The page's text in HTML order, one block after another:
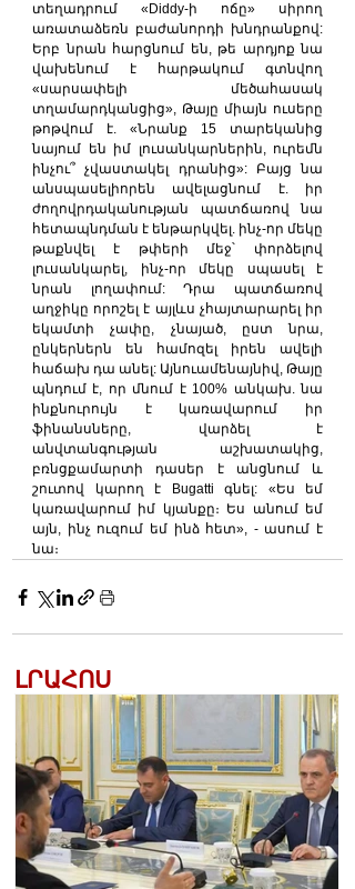
տեղադրում «Diddy-ի ոճը» սիրող
առատաձեռն բաժանորդի խնդրանքով:
Երբ նրան հարցնում են, թե արդյոք նա
վախենում է հարթակում գտնվող
«սարսափելի մեծահասակ
տղամարդկանցից», Թայը միայն ուսերը
թոթվում է. «Նրանք 15 տարեկանից
նայում են իմ լուսանկարներին, ուրեմն
ինչու՞ չվաստակել դրանից»: Բայց նա
անսպասելիորեն ավելացնում է. իր
ժողովրդականության պատճառով նա
հետապնդման է ենթարկվել. ինչ-որ մեկը
թաքնվել է թփերի մեջ՝ փորձելով
լուսանկարել, ինչ-որ մեկը սպասել է
նրան լողափում: Դրա պատճառով
աղջիկը որոշել է այլևս չհայտարարել իր
եկամտի չափը, չնայած, ըստ նրա,
ընկերներն են համոզել իրեն ավելի
հաճախ դա անել: Այնուամենայնիվ, Թայը
պնդում է, որ մնում է 100% անկախ. նա
ինքնուրույն է կառավարում իր
ֆինանսները, վարձել է
անվտանգության աշխատակից,
բռնցքամարտի դասեր է անցնում և
շուտով կարող է Bugatti գնել: «Ես եմ
կառավարում իմ կյանքը։ Ես անում եմ
այն, ինչ ուզում եմ ինձ հետ», - ասում է
նա։
ԼՐԱՀՈՍ